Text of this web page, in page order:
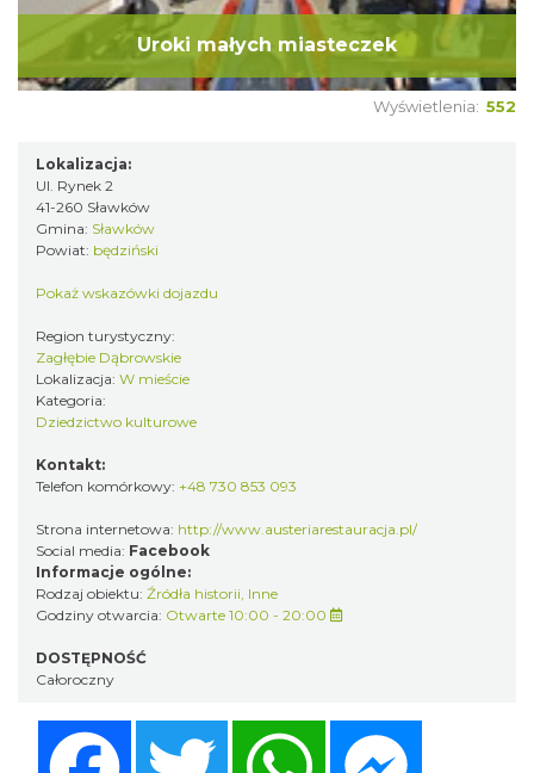
Uroki małych miasteczek
Wyświetlenia: 552
Lokalizacja:
Ul. Rynek 2
41-260 Sławków
Gmina: Sławków
Powiat: będziński
Pokaż wskazówki dojazdu
Region turystyczny:
Zagłębie Dąbrowskie
Lokalizacja: W mieście
Kategoria:
Dziedzictwo kulturowe
Kontakt:
Telefon komórkowy: +48 730 853 093
Strona internetowa: http://www.austeriarestauracja.pl/
Social media: Facebook
Informacje ogólne:
Rodzaj obiektu: Źródła historii, Inne
Godziny otwarcia: Otwarte 10:00 - 20:00
DOSTĘPNOŚĆ
Całoroczny
Twitter WhatsApp